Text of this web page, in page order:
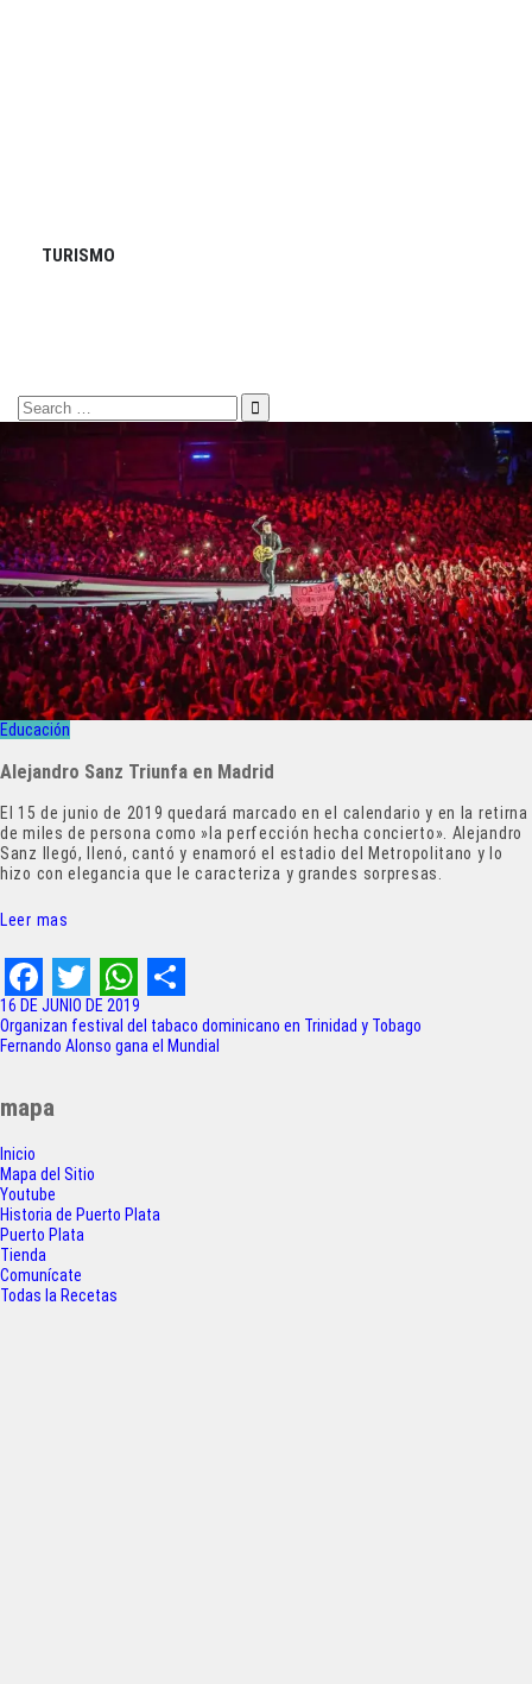
TURISMO
Search
for:
Educación
Alejandro Sanz Triunfa en Madrid
El 15 de junio de 2019 quedará marcado en el calendario y en la retirna
de miles de persona como »la perfección hecha concierto». Alejandro
Sanz llegó, llenó, cantó y enamoró el estadio del Metropolitano y lo
hizo con elegancia que le caracteriza y grandes sorpresas.
Leer mas
F
a
c
e
b
o
o
k
T
w
t
t
e
r
W
h
A
p
S
h
16 DE JUNIO DE 2019
Navegación
Organizan festival del tabaco dominicano en Trinidad y Tobago
Fernando Alonso gana el Mundial
mapa
Inicio
Mapa del Sitio
Youtube
Historia de Puerto Plata
Puerto Plata
Tienda
Comunícate
Todas la Recetas